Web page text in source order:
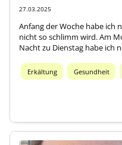
27.03.2025
Anfang der Woche habe ich
nicht so schlimm wird. Am
Nacht zu Dienstag habe ich
Erkältung Gesundheit